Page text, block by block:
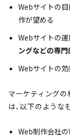
Webサイトの
作が望める
Webサイトの運
ングなどの専
Webサイトの効
マーケティング
は、以下のような
Web制作会社の